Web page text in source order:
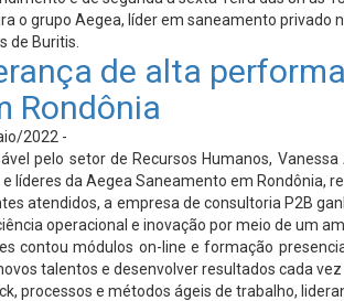
o grupo Aegea, líder em saneamento privado
de Buritis.
de alta
Rondônia
2022 -
pelo setor de Recursos Humanos,
líderes da Aegea Saneamento em Rondônia,
atendidos, a empresa de consultoria P2B
operacional e inovação por meio de um
contou módulos on-line e formação
talentos e desenvolver resultados cada
processos e métodos ágeis de trabalho,